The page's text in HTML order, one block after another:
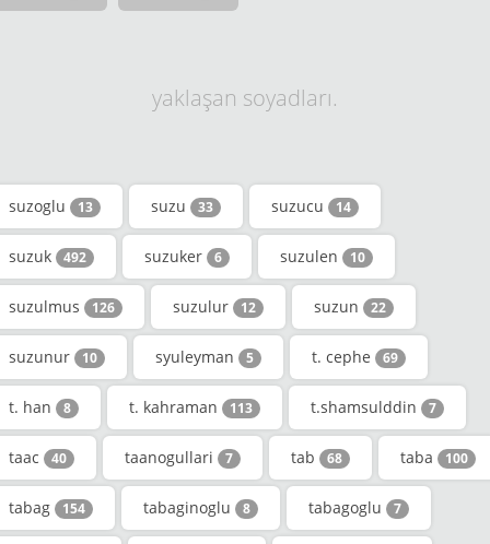
yaklaşan soyadları.
suzoglu 13 suzu 33 suzucu 14
suzuk 492 suzuker 6 suzulen 10
suzulmus 126 suzulur 12 suzun 22
suzunur 10 syuleyman 5 t. cephe 69
t. han 8 t. kahraman 113 t.shamsulddin 7
taac 40 taanogullari 7 tab 68 taba 100
tabag 154 tabaginoglu 8 tabagoglu 7